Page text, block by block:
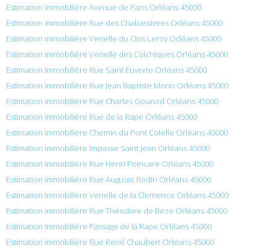
Estimation immobilière Avenue de Paris Orléans 45000
Estimation immobilière Rue des Chabassieres Orléans 45000
Estimation immobilière Venelle du Clos Leroy Orléans 45000
Estimation immobilière Venelle des Colchiques Orléans 45000
Estimation immobilière Rue Saint Euverte Orléans 45000
Estimation immobilière Rue Jean Baptiste Morin Orléans 45000
Estimation immobilière Rue Charles Gounod Orléans 45000
Estimation immobilière Rue de la Rape Orléans 45000
Estimation immobilière Chemin du Pont Cotelle Orléans 45000
Estimation immobilière Impasse Saint Jean Orléans 45000
Estimation immobilière Rue Henri Poincare Orléans 45000
Estimation immobilière Rue Auguste Rodin Orléans 45000
Estimation immobilière Venelle de la Clemence Orléans 45000
Estimation immobilière Rue Théodore de Beze Orléans 45000
Estimation immobilière Passage de la Rape Orléans 45000
Estimation immobilière Rue René Chaubert Orléans 45000